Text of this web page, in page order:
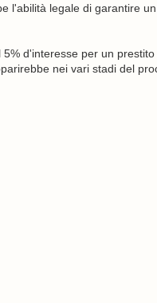
l'abilità legale di garantire
d'interesse per un
nei vari stadi del